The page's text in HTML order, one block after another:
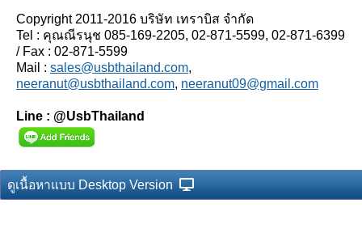
Copyright 2011-2016 บริษัท เทราบิส จำกัด
Tel : คุณณีรนุช 085-169-2205, 02-871-5599, 02-871-6399
/ Fax : 02-871-5599
Mail : sales@usbthailand.com,
neeranut@usbthailand.com, neeranut09@gmail.com
Line : @UsbThailand
ดูเนื้อหาแบบ Desktop Version